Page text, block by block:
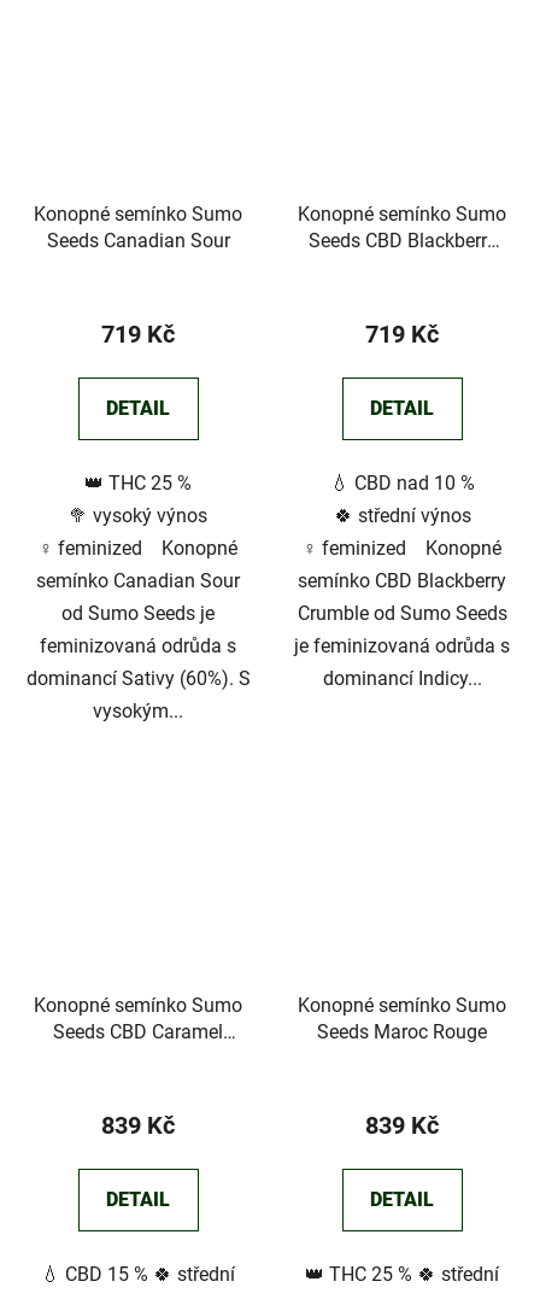
Konopné semínko Sumo
Seeds Canadian Sour
719 Kč
DETAIL
👑 THC 25 %
🥦 vysoký výnos
♀️ feminized Konopné
semínko Canadian Sour
od Sumo Seeds je
feminizovaná odrůda s
dominancí Sativy (60%). S
vysokým...
Konopné semínko Sumo
Seeds CBD Blackberry
719 Kč
DETAIL
💧 CBD nad 10 %
🍀 střední výnos
♀️ feminized Konopné
semínko CBD Blackberry
Crumble od Sumo Seeds
je feminizovaná odrůda s
dominancí Indicy...
Konopné semínko Sumo
Seeds CBD Caramel
839 Kč
DETAIL
💧 CBD 15 % 🍀 střední
Konopné semínko Sumo
Seeds Maroc Rouge
839 Kč
DETAIL
👑 THC 25 % 🍀 střední